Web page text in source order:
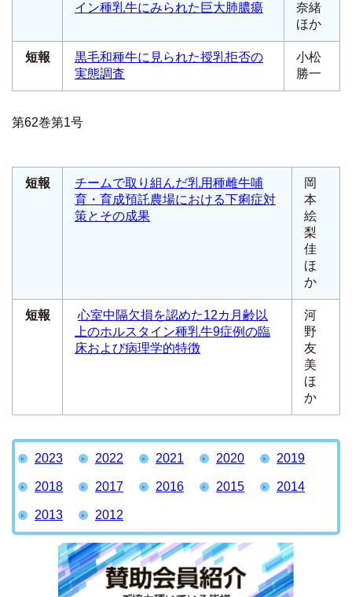
イン種乳牛にみられた巨大肺膿瘍
奈緒
ほか
短報
黒毛和種牛に見られた授乳拒否の
実態調査
小松
勝一
第62巻第1号
短報
チームで取り組んだ乳用種雌牛哺
育・育成預託農場における下痢症対
策とその成果
岡
本
絵
梨
佳
ほ
か
短報
心室中隔欠損を認めた12カ月齢以
上のホルスタイン種乳牛9症例の臨
床および病理学的特徴
河
野
友
美
ほ
か
2023 2022 2021 2020 2019
2018 2017 2016 2015 2014
2013 2012